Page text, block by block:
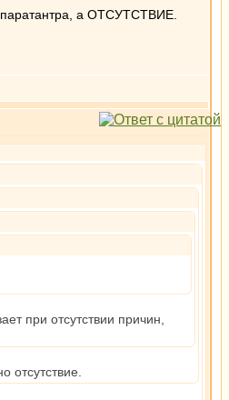
а ОТСУТСТВИЕ.
при отсутствии причин,